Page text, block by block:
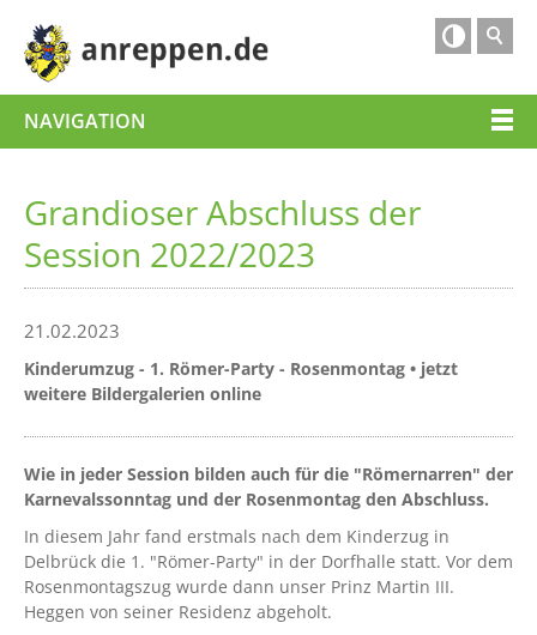

NAVIGATION
Grandioser Abschluss der
Session 2022/2023
21.02.2023
Kinderumzug - 1. Römer-Party - Rosenmontag • jetzt
weitere Bildergalerien online
Wie in jeder Session bilden auch für die "Römernarren" der
Karnevalssonntag und der Rosenmontag den Abschluss.
In diesem Jahr fand erstmals nach dem Kinderzug in
Delbrück die 1. "Römer-Party" in der Dorfhalle statt. Vor dem
Rosenmontagszug wurde dann unser Prinz Martin III.
Heggen von seiner Residenz abgeholt.